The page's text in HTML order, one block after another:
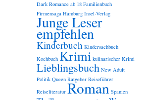
Dark Romance ab 18 Familienbuch
Firmensaga Hamburg Insel-Verlag
Junge Leser
empfehlen
Kinderbuch Kindersachbuch
Kochbuch Krimi kulinarischer Krimi
Lieblingsbuch New Adult
Politik Queen Ratgeber Reiseführer
Reiseliteratur Roman Spanien